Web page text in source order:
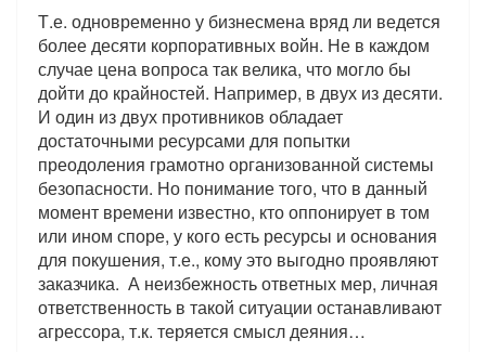
Т.е. одновременно у бизнесмена вряд ли ведется
более десяти корпоративных войн. Не в каждом
случае цена вопроса так велика, что могло бы
дойти до крайностей. Например, в двух из десяти.
И один из двух противников обладает
достаточными ресурсами для попытки
преодоления грамотно организованной системы
безопасности. Но понимание того, что в данный
момент времени известно, кто оппонирует в том
или ином споре, у кого есть ресурсы и основания
для покушения, т.е., кому это выгодно проявляют
заказчика. А неизбежность ответных мер, личная
ответственность в такой ситуации останавливают
агрессора, т.к. теряется смысл деяния…